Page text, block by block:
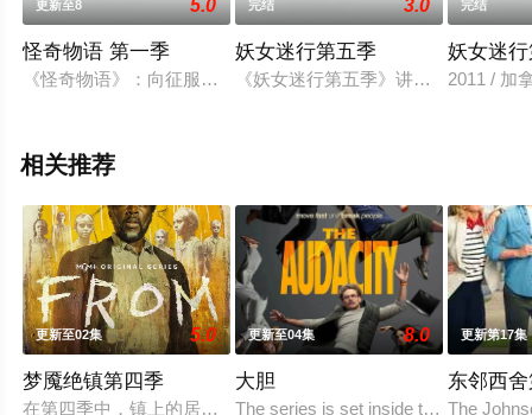
更新至8 5.0
怪奇物语 第一季
《怪奇物语》：向征服了一代人的 80 年代经典作品致敬。《怪
完结 3.0
妖女迷行第五季
《妖女迷行第五季》讲述在北美的
完结
妖女迷
2011 / 加
相关推荐
更新至02集 5.0
梦魇绝镇第四季
在第四季中，镇上的居民离他们寻求的答案越来越近，但他们
更新至04集 8.0
大胆
The series is set inside the bubble of
更新第17集
东邻西
The